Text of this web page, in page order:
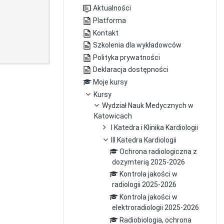
Aktualności
Platforma
Kontakt
Szkolenia dla wykładowców
Polityka prywatności
Deklaracja dostępności
Moje kursy
Kursy
Wydział Nauk Medycznych w
Katowicach
I Katedra i Klinika Kardiologii
III Katedra Kardiologii
Ochrona radiologiczna z
dozymterią 2025-2026
Kontrola jakości w
radiologii 2025-2026
Kontrola jakości w
elektroradiologii 2025-2026
Radiobiologia, ochrona